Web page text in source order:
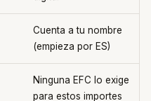
Cuenta a tu nombre
(empieza por ES)
Ninguna EFC lo exige
para estos importes